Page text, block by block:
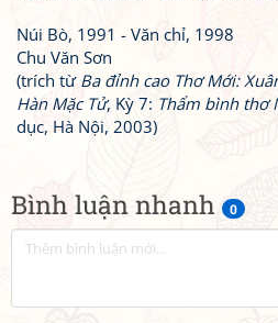
Bình luận nhanh 0
Núi Bò, 1991 - Văn chỉ, 1998
Chu Văn Sơn
(trích từ Ba đỉnh cao Thơ Mới:
Hàn Mặc Tử, Kỳ 7: Thẩm bình thơ
dục, Hà Nội, 2003)